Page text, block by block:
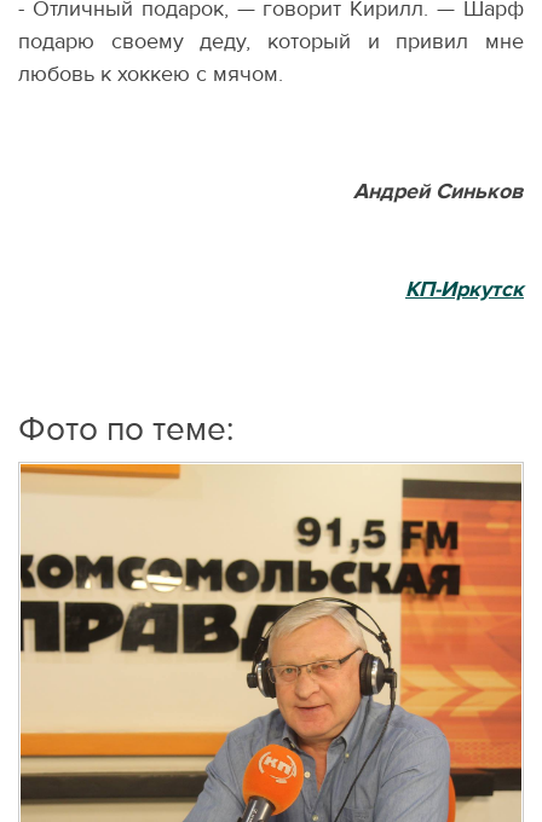
- Отличный подарок, — говорит Кирилл. — Шарф
подарю своему деду, который и привил мне
любовь к хоккею с мячом.
Андрей Синьков
КП-Иркутск
Фото по теме: